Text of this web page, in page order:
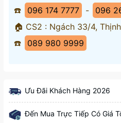
☎️
096 174 7777 -
096
🏠 CS2 : Ngách 33/4,
☎️
089 980 9999
Ưu Đãi Khách Hàng 2026
Đến Mua Trực Tiếp Có Giá